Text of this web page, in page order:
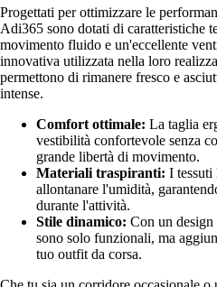
Progettati per ottimizzare le
Adi365 sono dotati di caratteristiche
movimento fluido e un'eccellente
innovativa utilizzata nella loro
permettono di rimanere fresco e
intense.
Comfort ottimale: La taglia
vestibilità confortevole senza
grande libertà di movimento.
Materiali traspiranti: I tessuti
allontanare l'umidità,
durante l'attività.
Stile dinamico: Con un
sono solo funzionali, ma
tuo outfit da corsa.